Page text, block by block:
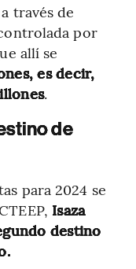
través de
por
allí se
es decir,
.
de
para 2024 se
Isaza
destino